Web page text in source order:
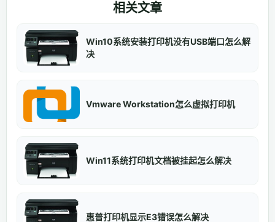
相关文章
Win10系统安装打印机没有USB端口怎么解
决
Vmware Workstation怎么虚拟打印机
Win11系统打印机文档被挂起怎么解决
惠普打印机显示E3错误怎么解决